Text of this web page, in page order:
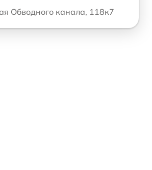
Обводного канала, 118к7